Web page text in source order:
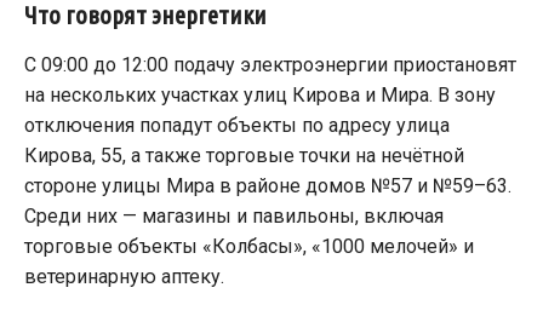
Что говорят энергетики
С 09:00 до 12:00 подачу электроэнергии приостановят
на нескольких участках улиц Кирова и Мира. В зону
отключения попадут объекты по адресу улица
Кирова, 55, а также торговые точки на нечётной
стороне улицы Мира в районе домов №57 и №59–63.
Среди них — магазины и павильоны, включая
торговые объекты «Колбасы», «1000 мелочей» и
ветеринарную аптеку.